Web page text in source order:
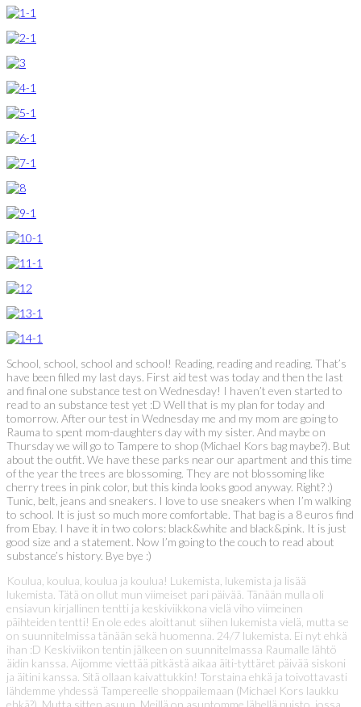
School, school, school and school! Reading, reading and reading. That’s
have been filled my last days. First aid test was today and then the last
and final one substance test on Wednesday! I haven’t even started to
read to an substance test yet :D Well that is my plan for today and
tomorrow. After our test in Wednesday me and my mom are going to
Rauma to spent mom-daughters day with my sister. And maybe on
Thursday we will go to Tampere to shop (Michael Kors bag maybe?). But
about the outfit. We have these parks near our apartment and this time
of the year the trees are blossoming. They are not blossoming like
cherry trees in pink color, but this kinda looks good anyway. Right? :)
Tunic, belt, jeans and sneakers. I love to use sneakers when I’m walking
to school. It is just so much more comfortable. That bag is a 8 euros find
from Ebay. I have it in two colors: black&white and black&pink. It is just
good size and a statement. Now I’m going to the couch to read about
substance’s history. Bye bye :)
Koulua, koulua, koulua ja koulua! Lukemista, lukemista ja lisää
lukemista. Tätä on ollut mun viimeiset pari päivää. Tänään mulla oli
ensiavun kirjallinen tentti ja keskiviikkona vielä viho viimeinen
päihteiden tentti! En ole edes aloittanut siihen lukemista vielä, mutta se
on suunnitelmissa tänään sekä huomenna. 24/7 lukemista. Ei nyt ehkä
ihan :D Keskiviikon tentin jälkeen on suunnitelmassa Raumalle lähtö
äidin kanssa. Aijomme viettää pitkästä aikaa äiti-tyttäret päivää siskoni
ja äitini kanssa. Sitä ollaan kaivattukkin! Torstaina ehkä ja toivottavasti
lähdemme yhdessä Tampereelle shoppailemaan (Michael Kors laukku
ehkä?). Mutta sitten asuun. Meillä on asuntomme lähellä puisto, jossa